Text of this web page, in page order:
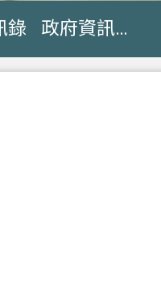
錄 政府資訊公開